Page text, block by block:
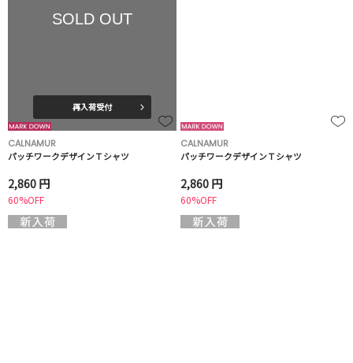
SOLD OUT
再入荷受付
CALNAMUR
パッチワークデザインＴシャツ
2,860 円
60%OFF
CALNAMUR
パッチワークデザインＴシャツ
2,860 円
60%OFF